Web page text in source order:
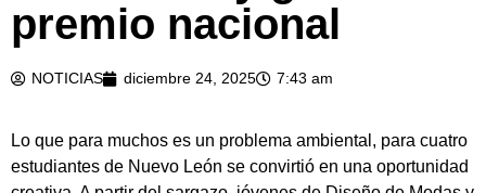
premio nacional
NOTICIAS diciembre 24, 2025 7:43 am
Lo que para muchos es un problema ambiental, para cuatro
estudiantes de Nuevo León se convirtió en una oportunidad